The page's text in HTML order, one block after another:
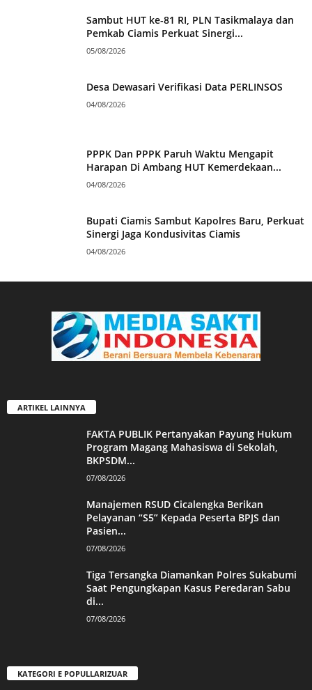
Sambut HUT ke-81 RI, PLN Tasikmalaya dan
Pemkab Ciamis Perkuat Sinergi...
05/08/2026
Desa Dewasari Verifikasi Data PERLINSOS
04/08/2026
PPPK Dan PPPK Paruh Waktu Mengapit
Harapan Di Ambang HUT Kemerdekaan...
04/08/2026
Bupati Ciamis Sambut Kapolres Baru, Perkuat
Sinergi Jaga Kondusivitas Ciamis
04/08/2026
ARTIKEL LAINNYA
FAKTA PUBLIK Pertanyakan Payung Hukum
Program Magang Mahasiswa di Sekolah,
BKPSDM...
07/08/2026
Manajemen RSUD Cicalengka Berikan
Pelayanan “S5” Kepada Peserta BPJS dan
Pasien...
07/08/2026
Tiga Tersangka Diamankan Polres Sukabumi
Saat Pengungkapan Kasus Peredaran Sabu
di...
07/08/2026
KATEGORI E POPULLARIZUAR